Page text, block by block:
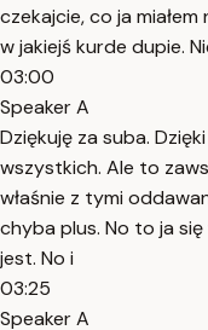
czekajcie, co ja
w jakiejś kurde dupie.
03:00
Speaker A
Dziękuję za suba.
wszystkich. Ale to
właśnie z tymi
chyba plus. No to ja się
jest. No i
03:25
Speaker A